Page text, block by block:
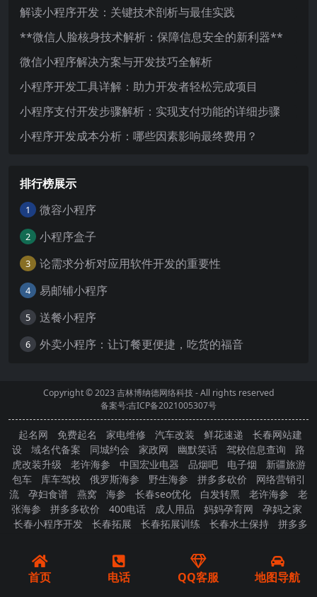
解读小程序开发：关键技术剖析与最佳实践
**微信人脸核身技术解析：保障信息安全的新利器**
微信小程序解决方案与开发技巧全解析
小程序开发工具详解：助力开发者轻松完成项目
小程序支付开发步骤解析：实现支付功能的详细步骤
小程序开发成本分析：哪些因素影响最终费用？
排行榜展示
1 微容小程序
2 小程序盒子
3 论需求分析对应用软件开发的重要性
4 易邮铺小程序
5 送餐小程序
6 外卖小程序：让订餐更便捷，吃货的福音
Copyright © 2023吉林博纳德网络科技- All rights reserved
备案号:吉ICP备2021005307号
起名网 免费起名 家电维修 汽车改装 鲜花速递
长春网站建
设
域名代备案 同城约会 家政网 幽默笑话 驾校信息查询
路
虎改装升级
老许海参 中国宏业电器 品烟吧 电子烟
新疆旅游
包车
库车驾校 俄罗斯海参 野生海参 拼多多砍价
网络营销引
流
孕妇食谱 燕窝 海参 长春seo优化 白发转黑 老许海参
老
张海参
拼多多砍价 400电话 成人用品 妈妈孕育网
孕妈之家
长春小程序开发
长春拓展 长春拓展训练 长春水土保持
拼多多
首页 电话 QQ客服 地图导航